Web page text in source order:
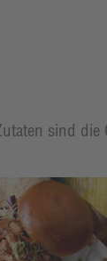
sind die